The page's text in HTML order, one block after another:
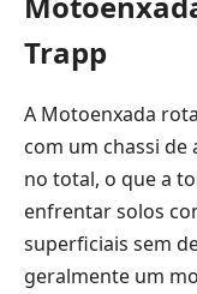
Trapp
A Motoenxada
com um chassi
no total, o que a
enfrentar solos
superficiais sem
geralmente um